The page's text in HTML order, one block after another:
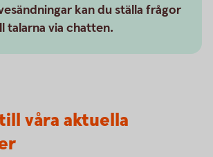
kan du ställa frågor
talarna via chatten.
våra aktuella